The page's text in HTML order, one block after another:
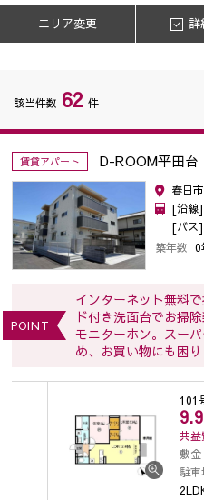
エリア変更 詳
該当件数 62 件
賃貸アパート D-ROOM平田台
春日
[沿線]
[バス]
築年数 0
POINT
インターネット無料
ド付き洗面台でお掃
モニターホン。スー
め、お買い物にも困り
101
9.9
共
敷金
駐